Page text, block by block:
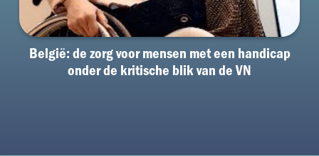
België: de zorg voor mensen met een handicap
onder de kritische blik van de VN